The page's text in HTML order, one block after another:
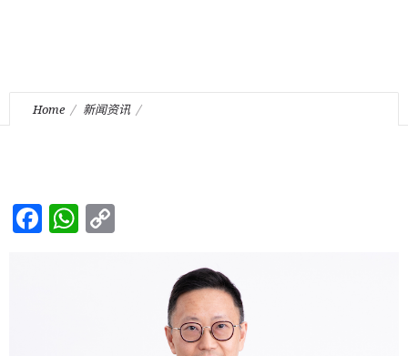
Home 新闻资讯
Facebook
WhatsApp